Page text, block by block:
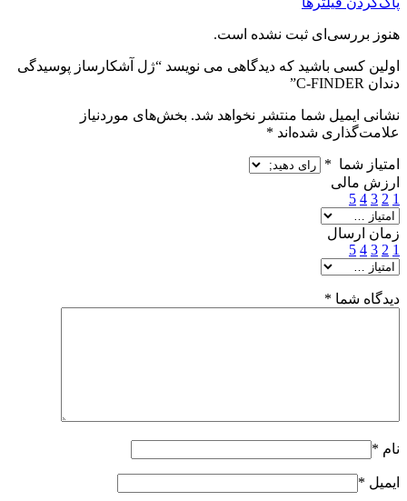
هنوز بررسی‌ای ثبت نشده است.
اولین کسی باشید که دیدگاهی می نویسد “ژل آشکارساز پوسیدگی
دندان C-FINDER”
نشانی ایمیل شما منتشر نخواهد شد. بخش‌های موردنیاز
علامت‌گذاری شده‌اند *
امتیاز شما *
ارزش مالی
1
2
3
4
5
زمان ارسال
1
2
3
4
5
دیدگاه شما *
نام *
ایمیل *